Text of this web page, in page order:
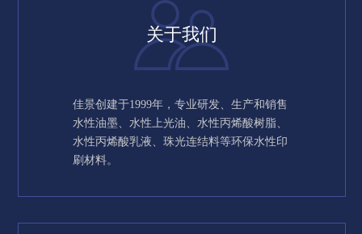
关于我们
佳景创建于1999年，专业研发、生产和销售
水性油墨、水性上光油、水性丙烯酸树脂、
水性丙烯酸乳液、珠光连结料等环保水性印
刷材料。